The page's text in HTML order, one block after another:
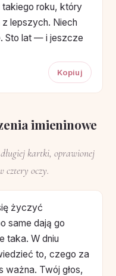
takiego roku, który
lepszych. Niech
Sto lat — i jeszcze
Kopiuj
imieninowe
kartki, oprawionej
cztery oczy.
życzyć
same dają go
taka. W dniu
to, czego za
ważna. Twój głos,